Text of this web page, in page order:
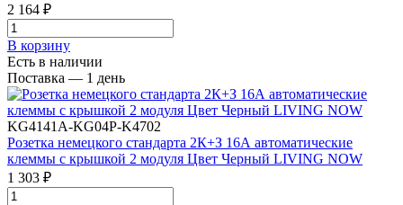
2 164 ₽
В корзинy
Есть в наличии
Поставка — 1 день
KG4141A-KG04P-K4702
Розетка немецкого стандарта 2К+З 16А автоматические
клеммы с крышкой 2 модуля Цвет Черный LIVING NOW
1 303 ₽